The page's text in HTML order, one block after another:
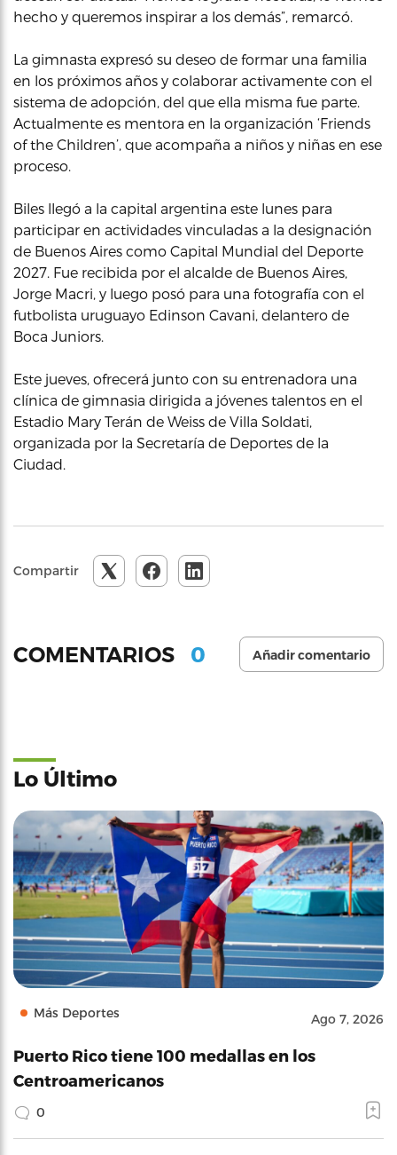
hecho y queremos inspirar a los demás”, remarcó.
La gimnasta expresó su deseo de formar una familia
en los próximos años y colaborar activamente con el
sistema de adopción, del que ella misma fue parte.
Actualmente es mentora en la organización ‘Friends
of the Children’, que acompaña a niños y niñas en ese
proceso.
Biles llegó a la capital argentina este lunes para
participar en actividades vinculadas a la designación
de Buenos Aires como Capital Mundial del Deporte
2027. Fue recibida por el alcalde de Buenos Aires,
Jorge Macri, y luego posó para una fotografía con el
futbolista uruguayo Edinson Cavani, delantero de
Boca Juniors.
Este jueves, ofrecerá junto con su entrenadora una
clínica de gimnasia dirigida a jóvenes talentos en el
Estadio Mary Terán de Weiss de Villa Soldati,
organizada por la Secretaría de Deportes de la
Ciudad.
Compartir
COMENTARIOS 0 Añadir comentario
Lo Último
Más Deportes Ago 7, 2026
Puerto Rico tiene 100 medallas en los
Centroamericanos
0